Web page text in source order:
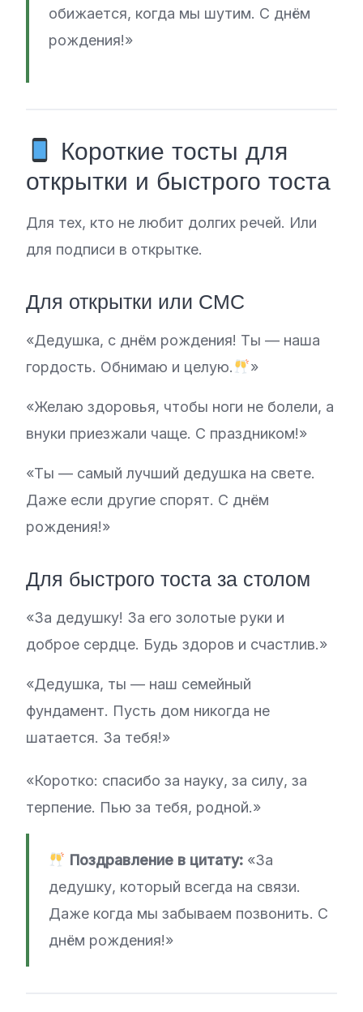
обижается, когда мы шутим. С днём
рождения!»
Короткие тосты для
открытки и быстрого тоста
Для тех, кто не любит долгих речей. Или
для подписи в открытке.
Для открытки или СМС
«Дедушка, с днём рождения! Ты — наша
гордость. Обнимаю и целую.
»
«Желаю здоровья, чтобы ноги не болели, а
внуки приезжали чаще. С праздником!»
«Ты — самый лучший дедушка на свете.
Даже если другие спорят. С днём
рождения!»
Для быстрого тоста за столом
«За дедушку! За его золотые руки и
доброе сердце. Будь здоров и счастлив.»
«Дедушка, ты — наш семейный
фундамент. Пусть дом никогда не
шатается. За тебя!»
«Коротко: спасибо за науку, за силу, за
терпение. Пью за тебя, родной.»
Поздравление в цитату:«За
дедушку, который всегда на связи.
Даже когда мы забываем позвонить. С
днём рождения!»